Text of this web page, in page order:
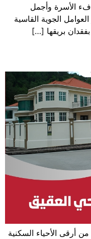
الأسرة وأجمل
الجوية القاسية
بريقها […]
أرقى الأحياء السكنية